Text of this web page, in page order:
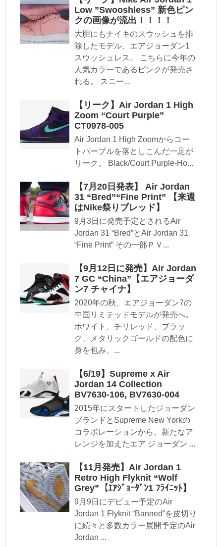
Low ”Swooshless” 新色ピン
クの画像が流出！！！！
大胆にもナイキのスウッシュを排
除したモデル、エアジョーダン1
スウッシュレス。 こちらに今年の
人気カラーであるピンクが発売さ
れる。 スニー...
【リーク】Air Jordan 1 High
Zoom “Court Purple”
CT0978-005
Air Jordan 1 High Zoomからコー
トパープルを落としこんだ一足が
リーク。 Black/Court Purple-Ho...
【7月20日発表】 Air Jordan
31 “Bred”“Fine Print” 【来週
はNike祭りブレッド】
9月3日に発売予定とされるAir
Jordan 31 “Bred”とAir Jordan 31
“Fine Print” その一部ＰＶ...
【9月12日に発売】Air Jordan
7 GC “China”【エアジョーダ
ン7 チャイナ】
2020年の秋、エアジョーダン7の
中国リミテッドモデルが発売へ。
ホワイト、チリレッド、ブラッ
ク、メタリックゴールドの配色に
身を包み、...
【6/19】Supreme x Air
Jordan 14 Collection
BV7630-106, BV7630-004
2015年にスタートしたジョーダン
ブランドとSupreme New Yorkの
コラボレーションから、新たなア
レンジを加えたエア ジョーダン ...
【11月発売】Air Jordan 1
Retro High Flyknit “Wolf
Grey”【ｴｱｼﾞｮｰﾀﾞﾝ1 ﾌﾗｲﾆｯﾄ】
9月9日にデビュー予定のAir
Jordan 1 Flyknit “Banned”を皮切り
に続々と多数カラー展開予定のAir
Jordan ...